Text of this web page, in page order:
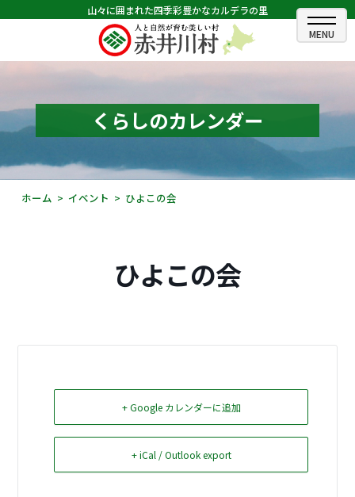
山々に囲まれた四季彩豊かなカルデラの里
ホーム
むらのできごと
むらのプロフィール
くらしの情報
Select Language▼
くらしのカレンダー
ホーム イベント ひよこの会
ひよこの会
+ Google カレンダーに追加
+ iCal / Outlook export